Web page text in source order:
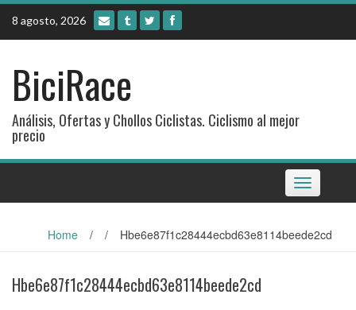
Skip
content
8 agosto, 2026
BiciRace
Análisis, Ofertas y Chollos Ciclistas. Ciclismo al mejor
precio
Toggle
navigation
Home / / Hbe6e87f1c28444ecbd63e8114beede2cd
Hbe6e87f1c28444ecbd63e8114beede2cd